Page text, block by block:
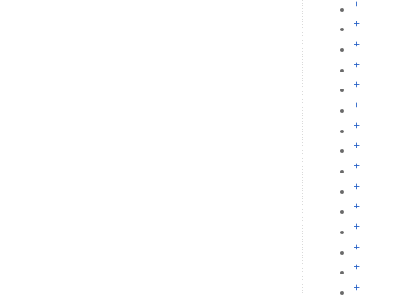
+
+
+
+
+
+
+
+
+
+
+
+
+
+
+